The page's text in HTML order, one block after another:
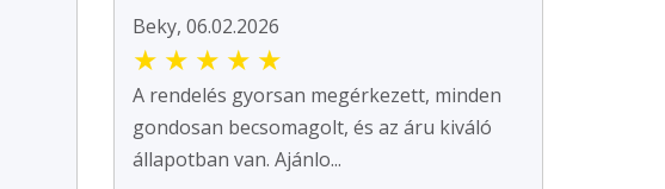
Beky, 06.02.2026
★ ★ ★ ★ ★
A rendelés gyorsan megérkezett, minden
gondosan becsomagolt, és az áru kiváló
állapotban van. Ajánlo...